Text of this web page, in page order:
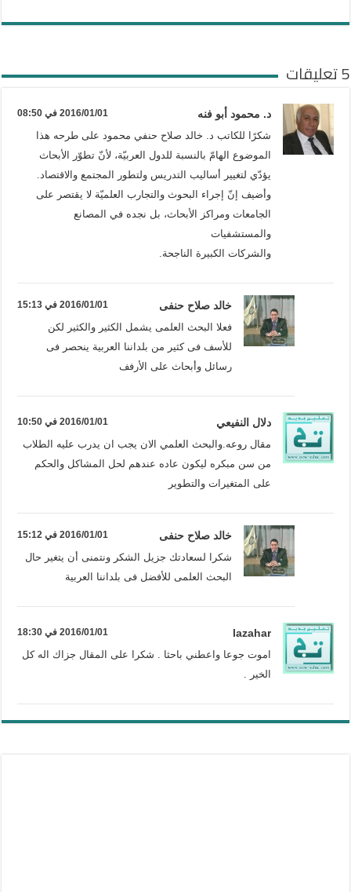
5 تعليقات
د. محمود أبو فنه 2016/01/01 في 08:50
شكرًا للكاتب د. خالد صلاح حنفي محمود على طرحه هذا
الموضوع الهامّ بالنسبة للدول العربيّة، لأنّ تطوّر الأبحاث
يؤدّي لتغيير أساليب التدريس ولتطور المجتمع والاقتصاد.
وأضيف إنّ إجراء البحوث والتجارب العلميّة لا يقتصر على
الجامعات ومراكز الأبحاث، بل نجده في المصانع
والمستشفيات
والشركات الكبيرة الناجحة.
خالد صلاح حنفى 2016/01/01 في 15:13
فعلا البحث العلمى يشمل الكثير والكثير لكن
للأسف فى كثير من بلداننا العربية ينحصر فى
رسائل وأبحاث على الأرفف
دلال النفيعي 2016/01/01 في 10:50
مقال روعه.والبحث العلمي الان يجب ان يدرب عليه الطلاب
من سن مبكره ليكون عاده عندهم لحل المشاكل والحكم
على المتغيرات والتطوير
خالد صلاح حنفى 2016/01/01 في 15:12
شكرا لسعادتك جزيل الشكر ونتمنى أن يتغير حال
البحث العلمى للأفضل فى بلداننا العربية
lazahar 2016/01/01 في 18:30
اموت جوعا واعطني باحثا . شكرا على المقال جزاك اله كل
الخير .